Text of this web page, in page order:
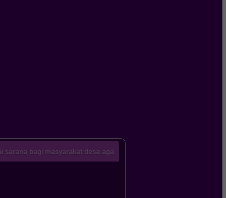
desa agar lebih mudah mengakses informasi terkini